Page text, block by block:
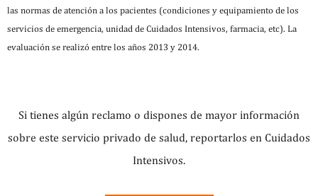
las normas de atención a los pacientes (condiciones y equipamiento de los
servicios de emergencia, unidad de Cuidados Intensivos, farmacia, etc). La
evaluación se realizó entre los años 2013 y 2014.
Si tienes algún reclamo o dispones de mayor información
sobre este servicio privado de salud, reportarlos en Cuidados
Intensivos.